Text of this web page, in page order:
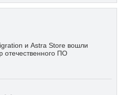
и Astra Store вошли
отечественного ПО